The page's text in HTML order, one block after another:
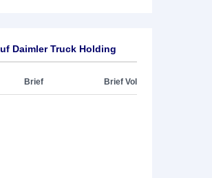
Daimler Truck Holding
Brief Brief Vol